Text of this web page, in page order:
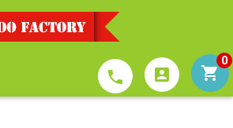
0
account_box
phone